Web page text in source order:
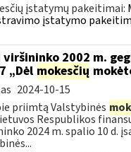
įstatymų pakeitimai:
įstatymo
viršininko 2002 m.
„Dėl mokesčių
2024-10-15
priimtą Valstybinės
Respublikos
2024 m. spalio 10 d.